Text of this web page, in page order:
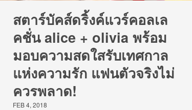
สตาร์บัคส์ดริ้งค์แวร์คอลเล
คชั่น alice + olivia พร้อม
มอบความสดใสรับเทศกาล
แห่งความรัก แฟนตัวจริงไม่
ควรพลาด!
FEB 4, 2018